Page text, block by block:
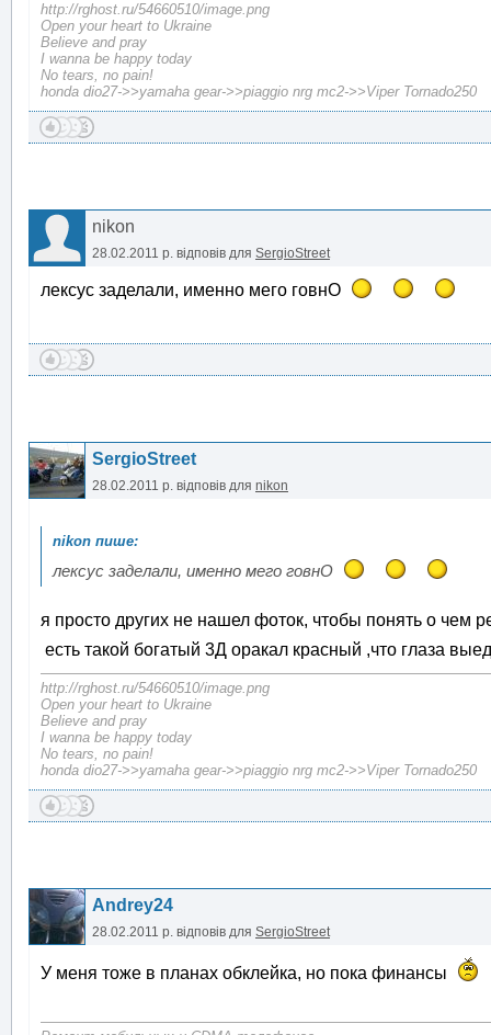
http://rghost.ru/54660510/image.png
Open your heart to Ukraine
Believe and pray
I wanna be happy today
No tears, no pain!
honda dio27->>yamaha gear->>piaggio nrg mc2->>Viper Tornado250
nikon
28.02.2011 р. відповів для SergioStreet
лексус заделали, именно мего говнО
SergioStreet
28.02.2011 р. відповів для nikon
лексус заделали, именно мего говнО
я просто других не нашел фоток, чтобы понять о чем
есть такой богатый 3Д оракал красный ,что глаза
http://rghost.ru/54660510/image.png
Open your heart to Ukraine
Believe and pray
I wanna be happy today
No tears, no pain!
honda dio27->>yamaha gear->>piaggio nrg mc2->>Viper Tornado250
Andrey24
28.02.2011 р. відповів для SergioStreet
У меня тоже в планах обклейка, но пока финансы